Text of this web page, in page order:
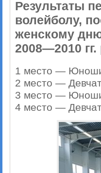
Результаты
волейболу,
женскому
2008—2010 гг.
1 место —
2 место —
3 место —
4 место —